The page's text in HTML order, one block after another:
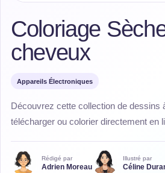
Coloriage
cheveux
Appareils Électroniques
Découvrez cette collection de dessins
télécharger ou colorier directement en
Rédigé par
Adrien Moreau
Illustré par
Céline